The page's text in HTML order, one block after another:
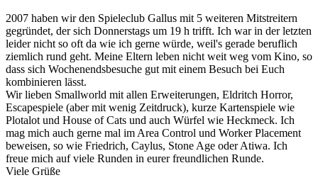
2007 haben wir den Spieleclub Gallus mit 5 weiteren Mitstreitern
gegründet, der sich Donnerstags um 19 h trifft. Ich war in der letzten
leider nicht so oft da wie ich gerne würde, weil's gerade beruflich
ziemlich rund geht. Meine Eltern leben nicht weit weg vom Kino, so
dass sich Wochenendsbesuche gut mit einem Besuch bei Euch
kombinieren lässt.
Wir lieben Smallworld mit allen Erweiterungen, Eldritch Horror,
Escapespiele (aber mit wenig Zeitdruck), kurze Kartenspiele wie
Plotalot und House of Cats und auch Würfel wie Heckmeck. Ich
mag mich auch gerne mal im Area Control und Worker Placement
beweisen, so wie Friedrich, Caylus, Stone Age oder Atiwa. Ich
freue mich auf viele Runden in eurer freundlichen Runde.
Viele Grüße